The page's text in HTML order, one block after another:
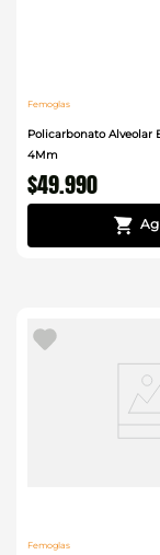
Femoglas
Policarbonato Alveolar
4Mm
$49.990
Femoglas